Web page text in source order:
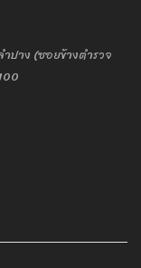
ปาง (ซอยข้างตำรวจ